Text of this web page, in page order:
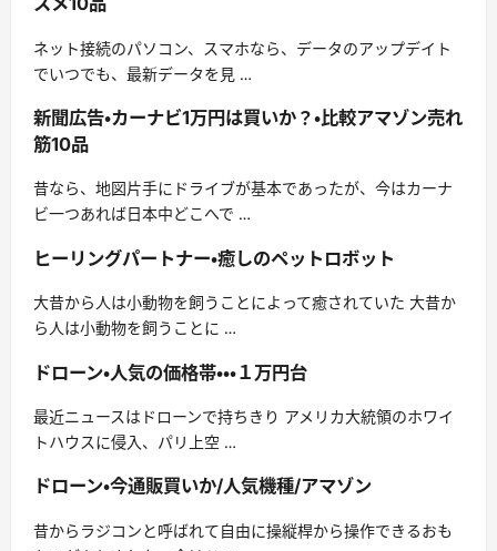
ネット接続のパソコン、スマホなら、データのアップデイト
でいつでも、最新データを見 …
新聞広告・カーナビ1万円は買いか？・比較アマゾン売れ
筋10品
昔なら、地図片手にドライブが基本であったが、今はカーナ
ビ一つあれば日本中どこへで …
ヒーリングパートナー・癒しのペットロボット
大昔から人は小動物を飼うことによって癒されていた 大昔か
ら人は小動物を飼うことに …
ドローン・人気の価格帯・・・１万円台
最近ニュースはドローンで持ちきり アメリカ大統領のホワイ
トハウスに侵入、パリ上空 …
ドローン・今通販買いか/人気機種/アマゾン
昔からラジコンと呼ばれて自由に操縦桿から操作できるおも